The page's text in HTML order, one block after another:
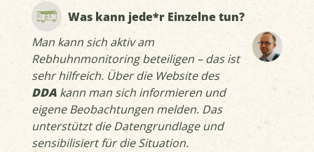
Was kann jede*r Einzelne tun?
Man kann sich aktiv am
Rebhuhnmonitoring beteiligen – das ist
sehr hilfreich. Über die Website des
DDAkann man sich informieren und
eigene Beobachtungen melden. Das
unterstützt die Datengrundlage und
sensibilisiert für die Situation.